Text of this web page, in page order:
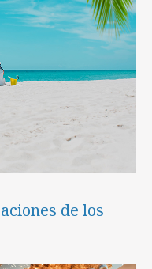
de los